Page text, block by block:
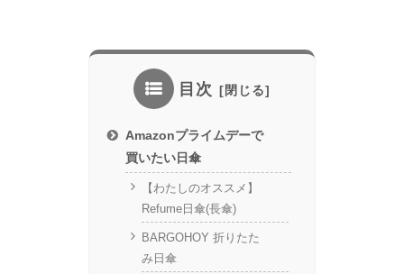
目次
Amazonプライムデーで
買いたい日傘
【わたしのオススメ】
Refume日傘(長傘)
BARGOHOY 折りたた
み日傘